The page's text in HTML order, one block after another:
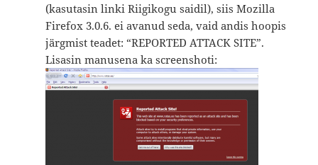
(kasutasin linki Riigikogu saidil), siis Mozilla
Firefox 3.0.6. ei avanud seda, vaid andis hoopis
järgmist teadet: “REPORTED ATTACK SITE”.
Lisasin manusena ka screenshoti: